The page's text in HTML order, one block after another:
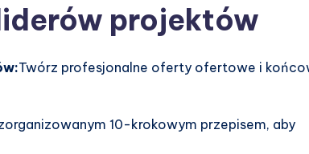
projektów
Twórz profesjonalne oferty ofertowe i
10-krokowym przepisem, aby